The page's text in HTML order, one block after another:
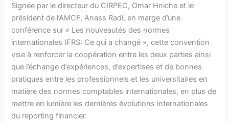
Signée par le directeur du CIRPEC, Omar Hniche et le
président de l’AMCF, Anass Radi, en marge d’une
conférence sur « Les nouveautés des normes
internationales IFRS: Ce qui a changé », cette convention
vise à renforcer la coopération entre les deux parties ainsi
que l’échange d’expériences, d’expertises et de bonnes
pratiques entre les professionnels et les universitaires en
matière des normes comptables internationales, en plus de
mettre en lumière les dernières évolutions internationales
du reporting financier.